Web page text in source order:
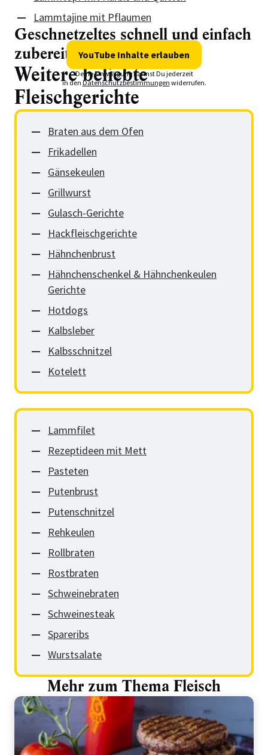
Lammtajine mit Pflaumen
Geschnetzeltes schnell und einfach
zubereitenYouTube Inhalte erlauben
Deine Einwilligung kannst Du jederzeit
in den Datenschutzbestimmungen widerrufen.
Weitere beliebte
Fleischgerichte
Braten aus dem Ofen
Frikadellen
Gänsekeulen
Grillwurst
Gulasch-Gerichte
Hackfleischgerichte
Hähnchenbrust
Hähnchenschenkel & Hähnchenkeulen
Gerichte
Hotdogs
Kalbsleber
Kalbsschnitzel
Kotelett
Lammfilet
Rezeptideen mit Mett
Pasteten
Putenbrust
Putenschnitzel
Rehkeulen
Rollbraten
Rostbraten
Schweinebraten
Schweinesteak
Spareribs
Wurstsalate
Mehr zum Thema Fleisch